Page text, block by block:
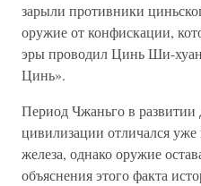
зарыли противники
оружие от конфискации,
эры проводил Цинь Ши-
Цинь».
Период Чжаньго в развитии
цивилизации отличался
железа, однако оружие
объяснения этого факта